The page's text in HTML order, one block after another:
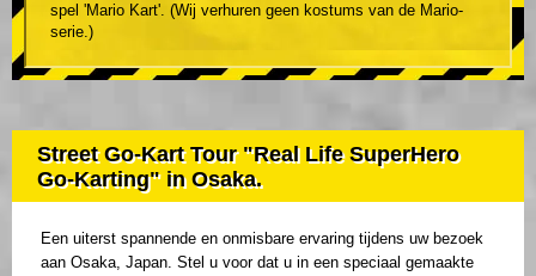
spel 'Mario Kart'. (Wij verhuren geen kostums van de Mario-
serie.)
Street Go-Kart Tour "Real Life SuperHero
Go-Karting" in Osaka.
Een uiterst spannende en onmisbare ervaring tijdens uw bezoek
aan Osaka, Japan. Stel u voor dat u in een speciaal gemaakte